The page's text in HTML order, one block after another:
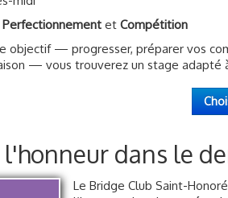
Perfectionnement
objectif — progresser, préparer vos
— vous trouverez un stage adapté
dans le
l’honneur dans le numéro